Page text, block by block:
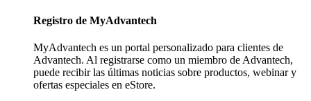
Registro de MyAdvantech
MyAdvantech es un portal personalizado para clientes de
Advantech. Al registrarse como un miembro de Advantech,
puede recibir las últimas noticias sobre productos, webinar y
ofertas especiales en eStore.